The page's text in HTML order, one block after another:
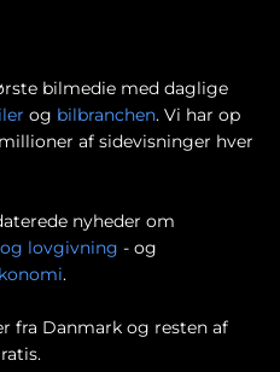
bilmedie med daglige
og bilbranchen. Vi har op
af sidevisninger hver
nyheder om
lovgivning - og
.
fra Danmark og resten af